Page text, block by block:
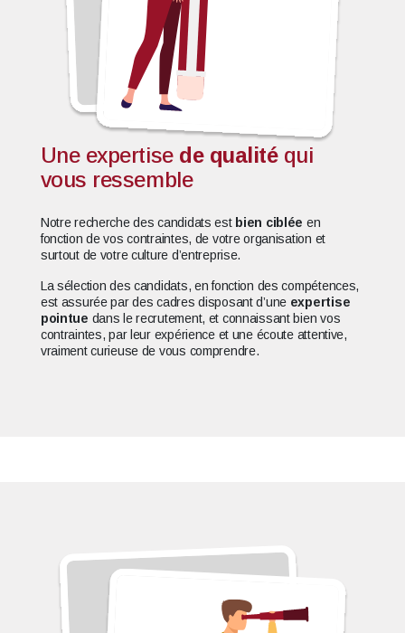
Une expertise de qualitéqui
vous ressemble
Notre recherche des candidats est bien ciblée en
fonction de vos contraintes, de votre organisation et
surtout de votre culture d’entreprise.
La sélection des candidats, en fonction des compétences,
est assurée par des cadres disposant d’une expertise
pointue dans le recrutement, et connaissant bien vos
contraintes, par leur expérience et une écoute attentive,
vraiment curieuse de vous comprendre.